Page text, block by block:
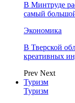
В Минтруде
самый
Экономика
В Тверской
креативных
Prev Next
Туризм
Туризм